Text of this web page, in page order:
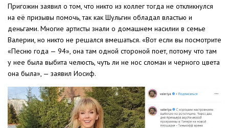
Пригожин заявил о том, что никто из коллег тогда не откликнулся
на её призывы помочь, так как Шульгин обладал властью и
деньгами. Многие артисты знали о домашнем насилии в семье
Валерии, но никто не решался вмешаться. «Вот если вы посмотрите
«Песню года — 94», она там одной стороной поет, потому что там
у нее была выбита челюсть, чуть ли не нос сломан и черного цвета
она была», — заявил Иосиф.